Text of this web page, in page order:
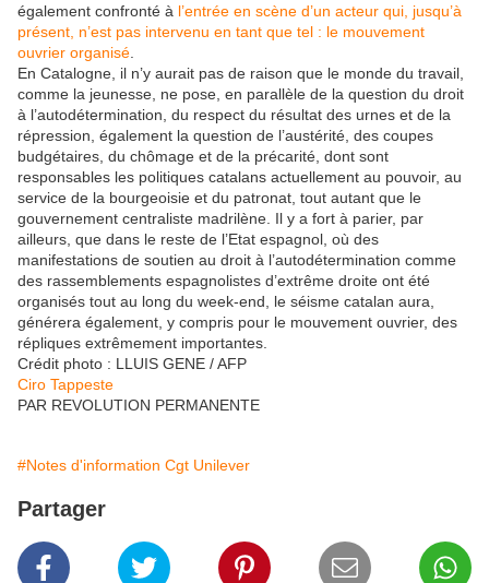
également confronté à l’entrée en scène d’un acteur qui, jusqu’à
présent, n’est pas intervenu en tant que tel : le mouvement
ouvrier organisé
En Catalogne, il n’y aurait pas de raison que le monde du travail,
comme la jeunesse, ne pose, en parallèle de la question du droit
à l’autodétermination, du respect du résultat des urnes et de la
répression, également la question de l’austérité, des coupes
budgétaires, du chômage et de la précarité, dont sont
responsables les politiques catalans actuellement au pouvoir, au
service de la bourgeoisie et du patronat, tout autant que le
gouvernement centraliste madrilène. Il y a fort à parier, par
ailleurs, que dans le reste de l’Etat espagnol, où des
manifestations de soutien au droit à l’autodétermination comme
des rassemblements espagnolistes d’extrême droite ont été
organisés tout au long du week-end, le séisme catalan aura,
générera également, y compris pour le mouvement ouvrier, des
répliques extrêmement importantes.
Crédit photo : LLUIS GENE / AFP
Ciro Tappeste
PAR REVOLUTION PERMANENTE
#Notes d'information Cgt Unilever
Partager